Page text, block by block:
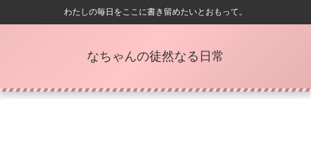
わたしの毎日をここに書き留めたいとおもって。
なちゃんの徒然なる日常